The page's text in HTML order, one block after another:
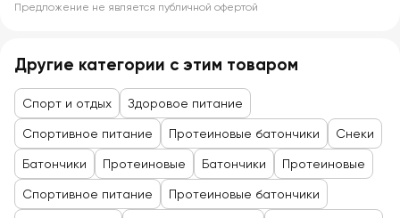
Предложение не является публичной офертой
Другие категории с этим товаром
Спорт и отдых Здоровое питание
Спортивное питание Протеиновые батончики Снеки
Батончики Протеиновые Батончики Протеиновые
Спортивное питание Протеиновые батончики